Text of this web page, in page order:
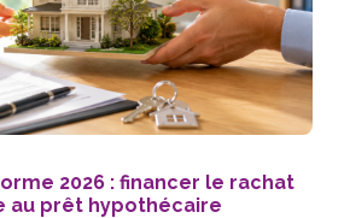
2026 : financer le rachat
au prêt hypothécaire